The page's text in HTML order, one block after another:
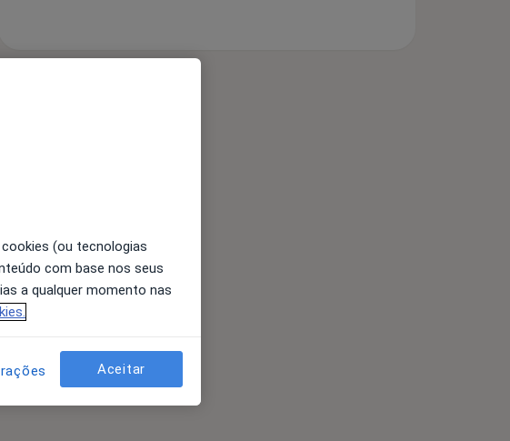
(ou tecnologias
com base nos seus
a qualquer momento nas
Aceitar